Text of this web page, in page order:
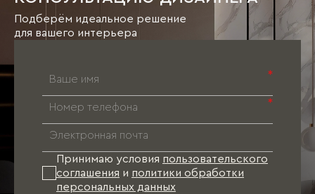
Подберём идеальное решение
для вашего интерьера
*
*
Принимаю условия пользовательского
соглашения и политики обработки
персональных данных